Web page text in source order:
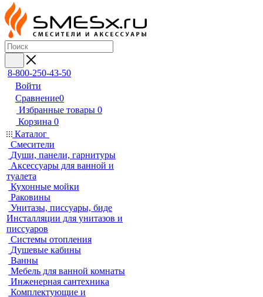
8-800-250-43-50
Войти
Сравнение0
Избранные товары 0
Корзина 0
Каталог
Смесители
Души, панели, гарнитуры
Аксессуары для ванной и
туалета
Кухонные мойки
Раковины
Унитазы, писсуары, биде
Инсталляции для унитазов и
писсуаров
Системы отопления
Душевые кабины
Ванны
Мебель для ванной комнаты
Инженерная сантехника
Комплектующие и